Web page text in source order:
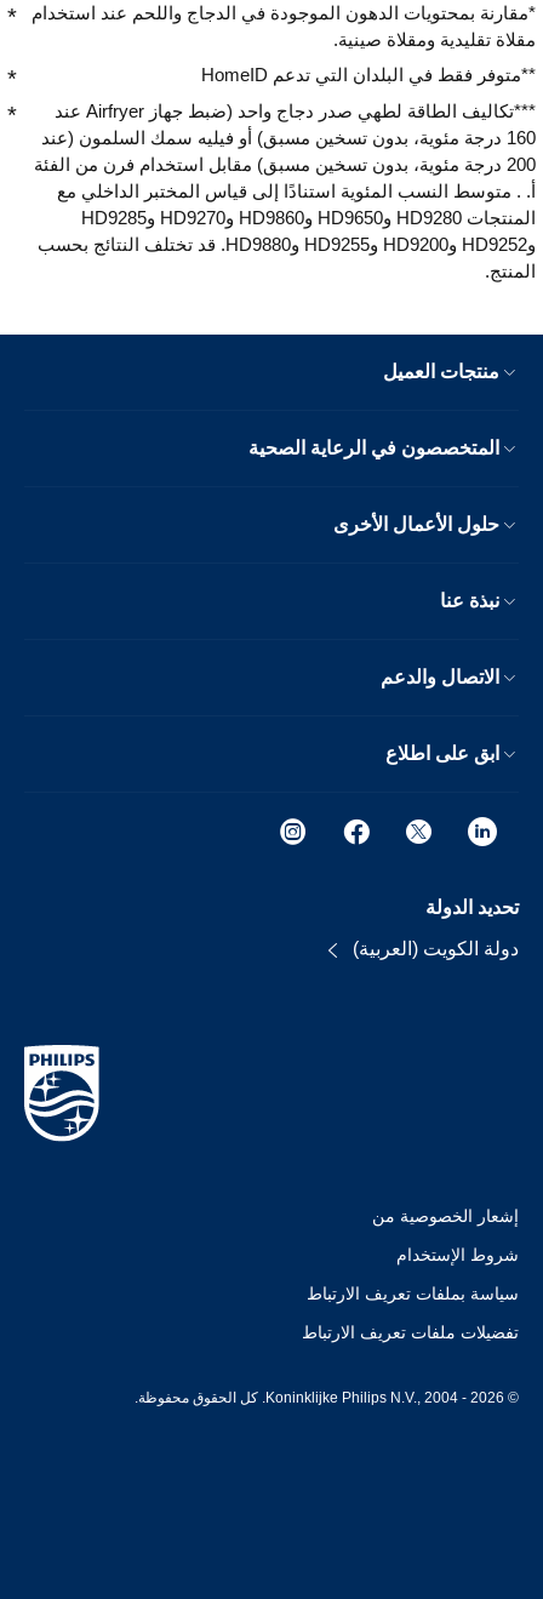
*مقارنة بمحتويات الدهون الموجودة في الدجاج واللحم عند استخدام
مقلاة تقليدية ومقلاة صينية.
**متوفر فقط في البلدان التي تدعم HomeID
***تكاليف الطاقة لطهي صدر دجاج واحد (ضبط جهاز Airfryer عند
160 درجة مئوية، بدون تسخين مسبق) أو فيليه سمك السلمون (عند
200 درجة مئوية، بدون تسخين مسبق) مقابل استخدام فرن من الفئة
أ. . متوسط النسب المئوية استنادًا إلى قياس المختبر الداخلي مع
المنتجات HD9280 وHD9650 وHD9860 وHD9270 وHD9285
وHD9252 وHD9200 وHD9255 وHD9880. قد تختلف النتائج بحسب
المنتج.
منتجات العميل
المتخصصون في الرعاية الصحية
حلول الأعمال الأخرى
نبذة عنا
الاتصال والدعم
ابق على اطلاع
تحديد الدولة
دولة الكويت (العربية)
إشعار الخصوصية من
شروط الإستخدام
سياسة بملفات تعريف الارتباط
تفضيلات ملفات تعريف الارتباط
© Koninklijke Philips N.V., 2004 - 2026. كل الحقوق محفوظة.